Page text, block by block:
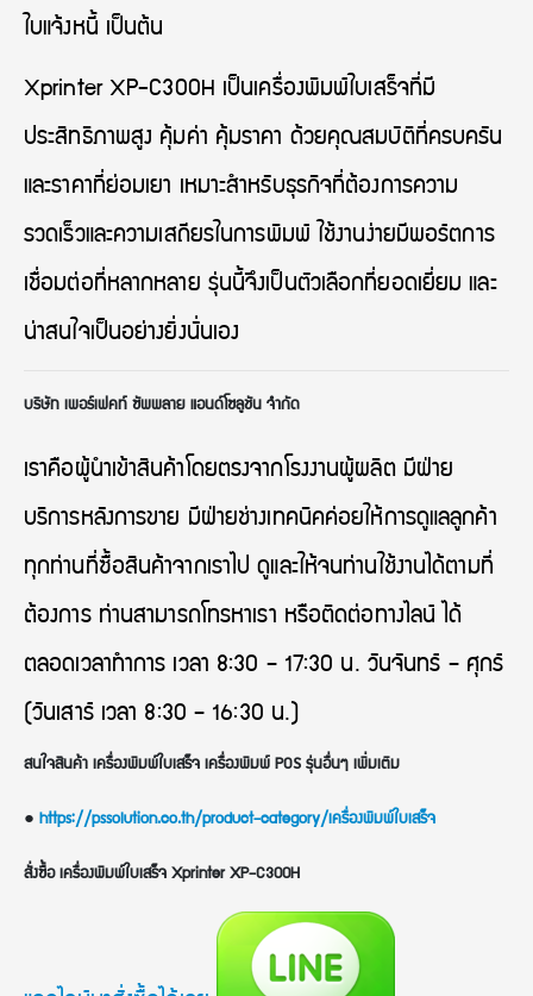
ใบแจ้งหนี้ เป็นต้น
Xprinter XP-C300H เป็นเครื่องพิมพ์ใบเสร็จที่มี
ประสิทธิภาพสูง คุ้มค่า คุ้มราคา ด้วยคุณสมบัติที่ครบครัน
และราคาที่ย่อมเยา เหมาะสำหรับธุรกิจที่ต้องการความ
รวดเร็วและความเสถียรในการพิมพ์ ใช้งานง่ายมีพอร์ตการ
เชื่อมต่อที่หลากหลาย รุ่นนี้จึงเป็นตัวเลือกที่ยอดเยี่ยม และ
น่าสนใจเป็นอย่างยิ่งนั่นเอง
บริษัท เพอร์เฟคท์ ซัพพลาย แอนด์โซลูชัน จำกัด
เราคือผู้นำเข้าสินค้าโดยตรงจากโรงงานผู้ผลิต มีฝ่าย
บริการหลังการขาย มีฝ่ายช่างเทคนิคค่อยให้การดูแลลูกค้า
ทุกท่านที่ซื้อสินค้าจากเราไป ดูและให้จนท่านใช้งานได้ตามที่
ต้องการ ท่านสามารถโทรหาเรา หรือติดต่อทางไลน์ ได้
ตลอดเวลาทำการ เวลา 8:30 – 17:30 น. วันจันทร์ – ศุกร์
(วันเสาร์ เวลา 8:30 – 16:30 น.)
สนใจสินค้า เครื่องพิมพ์ใบเสร็จ เครื่องพิมพ์ POS รุ่นอื่นๆ เพิ่มเติม
●https://pssolution.co.th/product-category/เครื่องพิมพ์ใบเสร็จ
สั่งซื้อ เครื่องพิมพ์ใบเสร็จ Xprinter XP-C300H